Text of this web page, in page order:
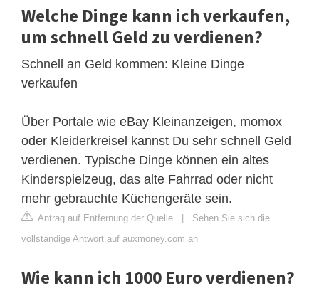
Welche Dinge kann ich verkaufen,
um schnell Geld zu verdienen?
Schnell an Geld kommen: Kleine Dinge
verkaufen
Über Portale wie eBay Kleinanzeigen, momox
oder Kleiderkreisel kannst Du sehr schnell Geld
verdienen. Typische Dinge können ein altes
Kinderspielzeug, das alte Fahrrad oder nicht
mehr gebrauchte Küchengeräte sein.
Antrag auf Entfernung der Quelle | Sehen Sie sich die
vollständige Antwort auf auxmoney.com an
Wie kann ich 1000 Euro verdienen?